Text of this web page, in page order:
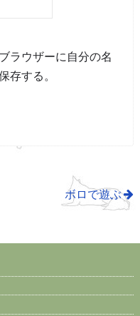
ラウザーに自分の名
存する。
ボロで遊ぶ